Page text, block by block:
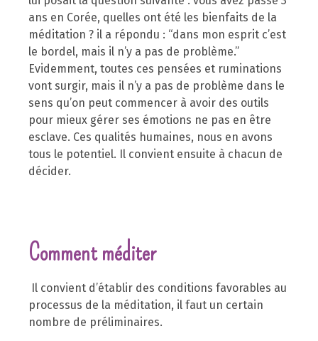
ans en Corée, quelles ont été les bienfaits de la
méditation ? il a répondu : “dans mon esprit c’est
le bordel, mais il n’y a pas de problème.”
Evidemment, toutes ces pensées et ruminations
vont surgir, mais il n’y a pas de problème dans le
sens qu’on peut commencer à avoir des outils
pour mieux gérer ses émotions ne pas en être
esclave. Ces qualités humaines, nous en avons
tous le potentiel. Il convient ensuite à chacun de
décider.
Comment méditer
Il convient d’établir des conditions favorables au
processus de la méditation, il faut un certain
nombre de préliminaires.